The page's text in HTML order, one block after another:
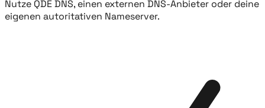
Nutze QDE DNS, einen externen DNS-Anbieter oder deine
eigenen autoritativen Nameserver.